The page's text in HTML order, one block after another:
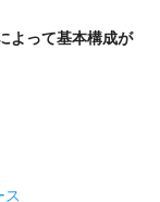
よって基本構成が
ス